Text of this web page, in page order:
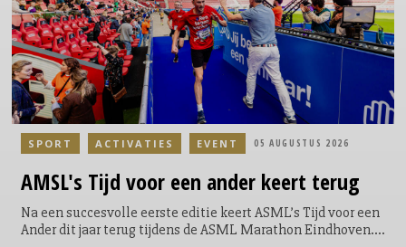
AMSL's Tijd voor een ander keert terug
Na een succesvolle eerste editie keert ASML’s Tijd voor een
Ander dit jaar terug tijdens de ASML Marathon Eindhoven.
SPORT ACTIVATIES EVENT 05 AUGUSTUS 2026